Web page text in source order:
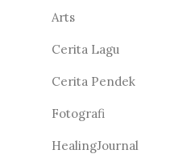
Arts
Cerita Lagu
Cerita Pendek
Fotografi
HealingJournal